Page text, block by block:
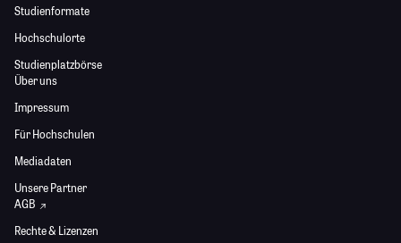
Studienformate
Hochschulorte
Studienplatzbörse
Über uns
Impressum
Für Hochschulen
Mediadaten
Unsere Partner
AGB
Rechte & Lizenzen